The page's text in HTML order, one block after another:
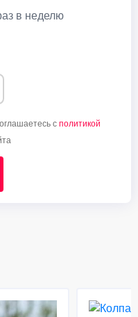
в неделю
с политикой